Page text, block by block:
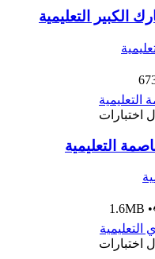
الكبير التعليمية
اختبارات
التعليمية
1.6MB •
اختبارات